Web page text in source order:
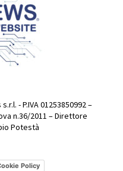
- P.IVA 01253850992 –
n.36/2011 – Direttore
Potestà
Policy